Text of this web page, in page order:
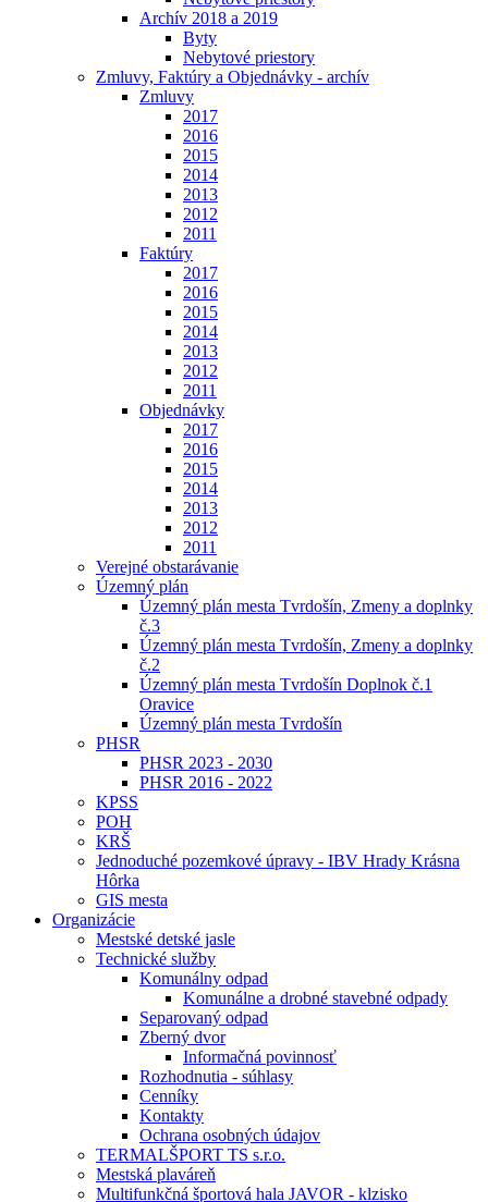
Archív 2018 a 2019
Byty
Nebytové priestory
Zmluvy, Faktúry a Objednávky - archív
Zmluvy
2017
2016
2015
2014
2013
2012
2011
Faktúry
2017
2016
2015
2014
2013
2012
2011
Objednávky
2017
2016
2015
2014
2013
2012
2011
Verejné obstarávanie
Územný plán
Územný plán mesta Tvrdošín, Zmeny a doplnky
č.3
Územný plán mesta Tvrdošín, Zmeny a doplnky
č.2
Územný plán mesta Tvrdošín Doplnok č.1
Oravice
Územný plán mesta Tvrdošín
PHSR
PHSR 2023 - 2030
PHSR 2016 - 2022
KPSS
POH
KRŠ
Jednoduché pozemkové úpravy - IBV Hrady Krásna
Hôrka
GIS mesta
Organizácie
Mestské detské jasle
Technické služby
Komunálny odpad
Komunálne a drobné stavebné odpady
Separovaný odpad
Zberný dvor
Informačná povinnosť
Rozhodnutia - súhlasy
Cenníky
Kontakty
Ochrana osobných údajov
TERMALŠPORT TS s.r.o.
Mestská plaváreň
Multifunkčná športová hala JAVOR - klzisko